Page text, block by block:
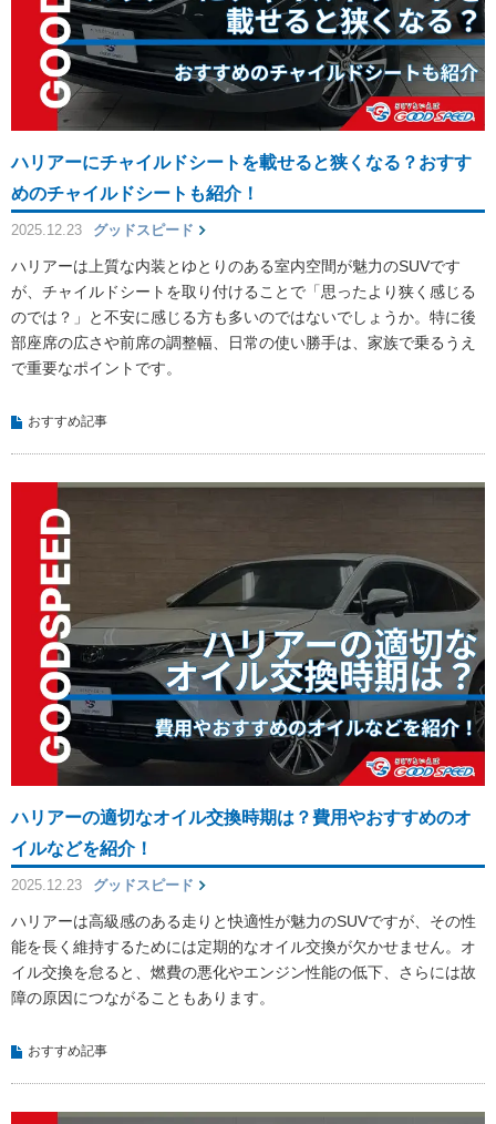
ハリアーにチャイルドシートを載せると狭くなる？おすす
めのチャイルドシートも紹介！
2025.12.23 グッドスピード
ハリアーは上質な内装とゆとりのある室内空間が魅力のSUVです
が、チャイルドシートを取り付けることで「思ったより狭く感じる
のでは？」と不安に感じる方も多いのではないでしょうか。特に後
部座席の広さや前席の調整幅、日常の使い勝手は、家族で乗るうえ
で重要なポイントです。
おすすめ記事
ハリアーの適切なオイル交換時期は？費用やおすすめのオ
イルなどを紹介！
2025.12.23 グッドスピード
ハリアーは高級感のある走りと快適性が魅力のSUVですが、その性
能を長く維持するためには定期的なオイル交換が欠かせません。オ
イル交換を怠ると、燃費の悪化やエンジン性能の低下、さらには故
障の原因につながることもあります。
おすすめ記事